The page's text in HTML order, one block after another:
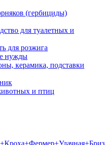
(гербициды)
для туалетных и
для розжига
нужды
керамика, подставки
и птиц